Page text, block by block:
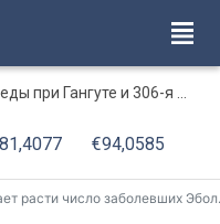
я годовщина победы при Гренгаме
€94,0585
расти число заболевших Эболой